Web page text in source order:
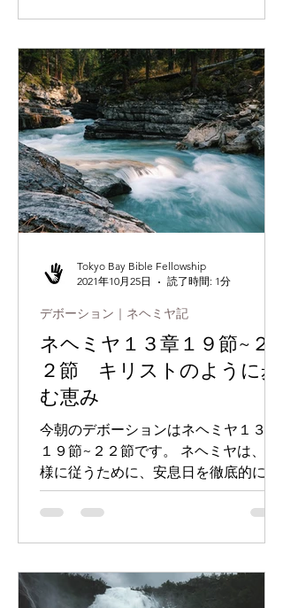
響を受けます。従って、私たちに良
い...
ネヘミヤ１３章１９節~２
２節 キリストのように歩
む恵み
今朝のデボーションはネヘミヤ１３章
１９節~２２節です。 ネヘミヤは、神
様に従うために、安息日を徹底的に守
ろうとする姿勢を見ることができま
す。このためにも、周囲の人々にも守
きる、現代のクリスチャンたちは、
律...
デボーション｜ネヘミヤ記
Tokyo Bay Bible Fellowship
2021年10月25日
読了時間: 1分